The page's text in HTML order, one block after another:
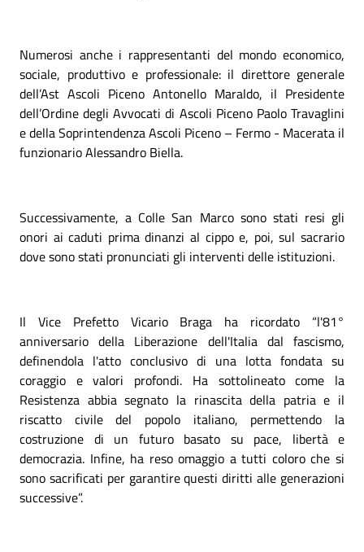
Numerosi anche i rappresentanti del mondo economico,
sociale, produttivo e professionale: il direttore generale
dell’Ast Ascoli Piceno Antonello Maraldo, il Presidente
dell’Ordine degli Avvocati di Ascoli Piceno Paolo Travaglini
e della Soprintendenza Ascoli Piceno – Fermo - Macerata il
funzionario Alessandro Biella.
Successivamente, a Colle San Marco sono stati resi gli
onori ai caduti prima dinanzi al cippo e, poi, sul sacrario
dove sono stati pronunciati gli interventi delle istituzioni.
Il Vice Prefetto Vicario Braga ha ricordato “l'81°
anniversario della Liberazione dell'Italia dal fascismo,
definendola l'atto conclusivo di una lotta fondata su
coraggio e valori profondi. Ha sottolineato come la
Resistenza abbia segnato la rinascita della patria e il
riscatto civile del popolo italiano, permettendo la
costruzione di un futuro basato su pace, libertà e
democrazia. Infine, ha reso omaggio a tutti coloro che si
sono sacrificati per garantire questi diritti alle generazioni
successive”.